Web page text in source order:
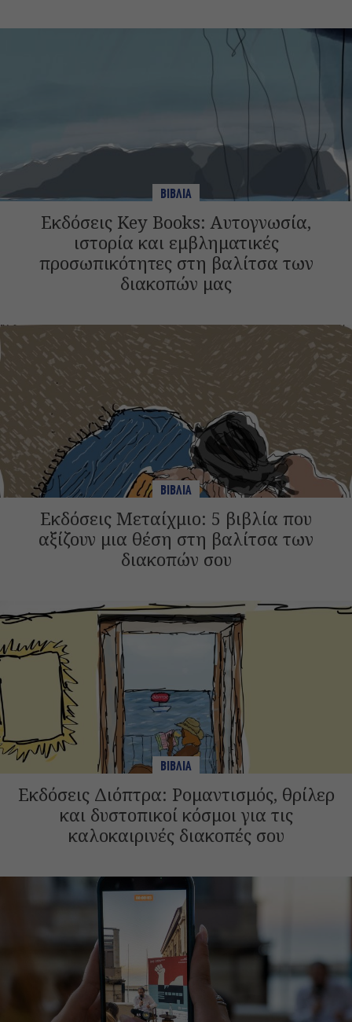
ΒΙΒΛΙΑ
Εκδόσεις Key Books: Αυτογνωσία,
ιστορία και εμβληματικές
προσωπικότητες στη βαλίτσα των
διακοπών μας
ΒΙΒΛΙΑ
Εκδόσεις Μεταίχμιο: 5 βιβλία που
αξίζουν μια θέση στη βαλίτσα των
διακοπών σου
ΒΙΒΛΙΑ
Εκδόσεις Διόπτρα: Ρομαντισμός, θρίλερ
και δυστοπικοί κόσμοι για τις
καλοκαιρινές διακοπές σου